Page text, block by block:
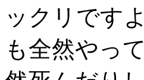
ックリです
も全然やっ